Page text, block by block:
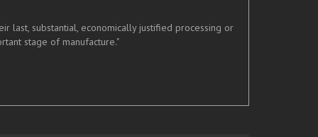
last, substantial, economically justified processing or
stage of manufacture."